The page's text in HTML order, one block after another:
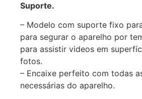
Suporte.
– Modelo com suporte fixo
para segurar o aparelho por
para assistir videos em
fotos.
– Encaixe perfeito com todas
necessárias do aparelho.